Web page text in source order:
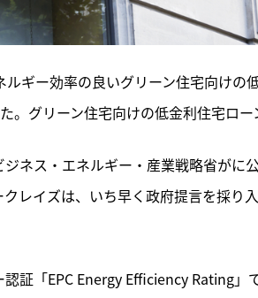
ギー効率の良いグリーン住宅向けの
グリーン住宅向けの低金利住宅ロー
ネス・エネルギー・産業戦略省がに
レイズは、いち早く政府提言を採り
証「EPC Energy Efficiency Rating」